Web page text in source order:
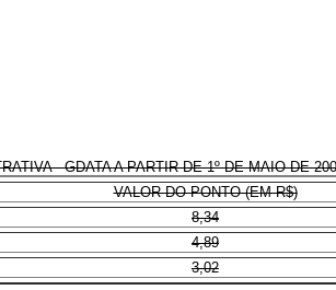
- GDATA A PARTIR DE 1º DE MAIO DE
VALOR DO PONTO (EM R$)
8,34
4,89
3,02